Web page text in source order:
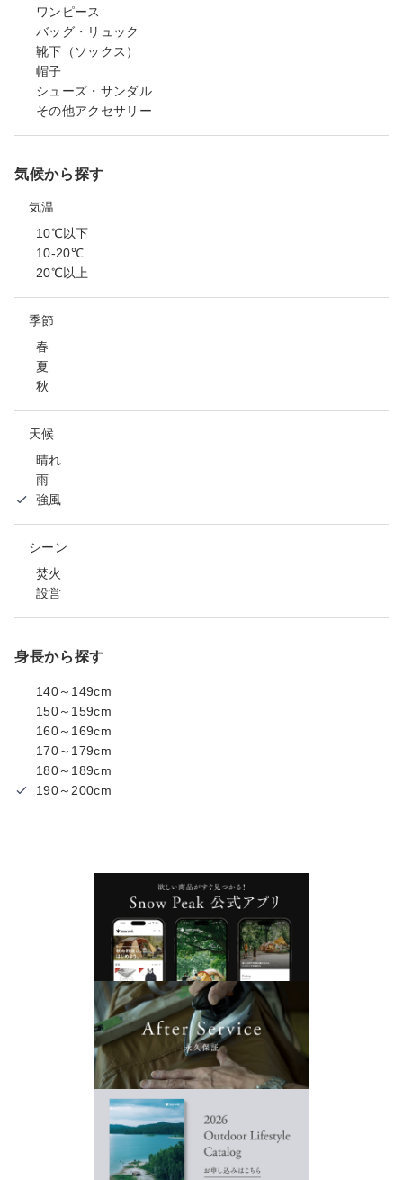
ワンピース
バッグ・リュック
靴下（ソックス）
帽子
シューズ・サンダル
その他アクセサリー
気候から探す
気温
10℃以下
10-20℃
20℃以上
季節
春
夏
秋
天候
晴れ
雨
強風
シーン
焚火
設営
身長から探す
140～149cm
150～159cm
160～169cm
170～179cm
180～189cm
190～200cm